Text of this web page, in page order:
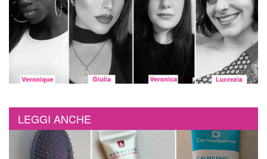
LEGGI ANCHE